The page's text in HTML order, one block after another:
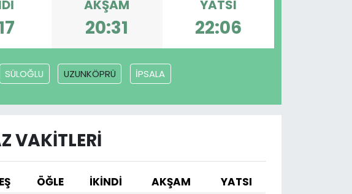
AKŞAM
20:31
YATSI
22:06
SÜLOĞLU UZUNKÖPRÜ İPSALA
VAKITLERI
ÖĞLE İKINDI AKŞAM
YATSI